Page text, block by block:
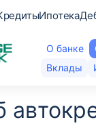
Ипотека
О банке
Вклады